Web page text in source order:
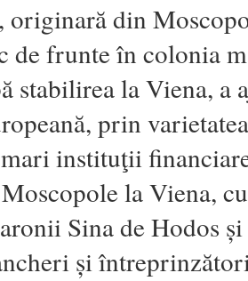
originară din
de frunte în colonia
stabilirea la Viena, a
prin
instituţii
la Viena,
Sina de Hodos
și